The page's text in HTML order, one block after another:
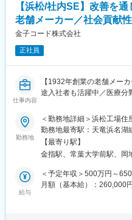
変更の範囲：会社の定める
◎医療用医薬品は安全性の
一助となっています。
◎「錠剤、貼付剤、液剤、
いますので、幅広い剤形
まずは現場にて当社の医
ていただいた後、ゆくゆく
■組織構成：
配属先は7名で構成されてい
■当社について：
1894年に綿布問屋として
企業です。「バンテリン」
【浜松/社内SE】改善を
老舗メーカー／社会貢献
金子コード株式会社
正社員
仕事内容
【1932年創業の老舗メー
途入社者も活躍中／医療分
■業務内容：
DXや業務改善に関するIT
当社では現在、DXおよび
ェーズにあります。
本ポジションでは現行業
改善やシステム刷新を段階
す。
勤務地
＜勤務地詳細＞浜松工場
勤務地最寄駅：天竜浜名湖
煙【最寄り駅】
金指駅、常葉大学前駅、岡
給与
＜予定年収＞500万円～
月額（基本給）：260,000